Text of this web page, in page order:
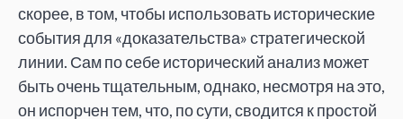
скорее, в том, чтобы использовать исторические
события для «доказательства» стратегической
линии. Сам по себе исторический анализ может
быть очень тщательным, однако, несмотря на это,
он испорчен тем, что, по сути, сводится к простой